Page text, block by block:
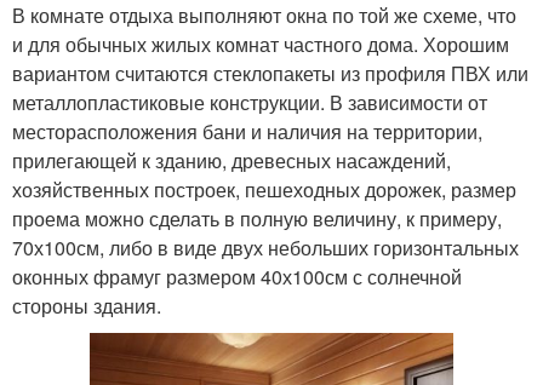
В комнате отдыха выполняют окна по той же схеме, что
и для обычных жилых комнат частного дома. Хорошим
вариантом считаются стеклопакеты из профиля ПВХ или
металлопластиковые конструкции. В зависимости от
месторасположения бани и наличия на территории,
прилегающей к зданию, древесных насаждений,
хозяйственных построек, пешеходных дорожек, размер
проема можно сделать в полную величину, к примеру,
70х100см, либо в виде двух небольших горизонтальных
оконных фрамуг размером 40х100см с солнечной
стороны здания.